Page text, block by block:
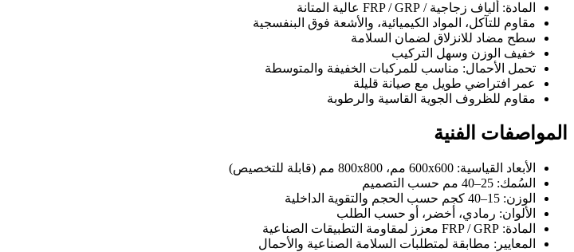
المادة: ألياف زجاجية / FRP / GRP عالية المتانة
مقاوم للتآكل، المواد الكيميائية، والأشعة فوق البنفسجية
سطح مضاد للانزلاق لضمان السلامة
خفيف الوزن وسهل التركيب
تحمل الأحمال: مناسب للمركبات الخفيفة والمتوسطة
عمر افتراضي طويل مع صيانة قليلة
مقاوم للظروف الجوية القاسية والرطوبة
المواصفات الفنية
الأبعاد القياسية: 600x600 مم، 800x800 مم (قابلة للتخصيص)
السُمك: 25–40 مم حسب التصميم
الوزن: 15–40 كجم حسب الحجم والتقوية الداخلية
الألوان: رمادي، أخضر، أو حسب الطلب
المادة: FRP / GRP معزز لمقاومة التطبيقات الصناعية
المعايير: مطابقة لمتطلبات السلامة الصناعية والأحمال